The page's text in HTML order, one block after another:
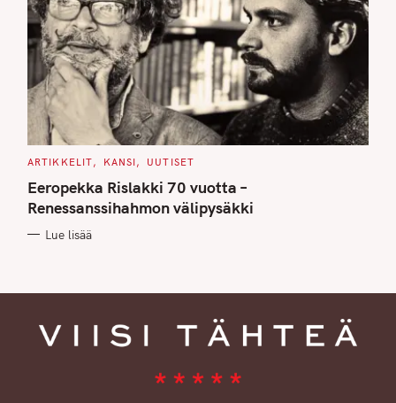
C
T
E
G
O
I
ARTIKKELIT KANSI UUTISET
Eeropekka Rislakki 70 vuotta –
Renessanssihahmon välipysäkki
Lue lisää